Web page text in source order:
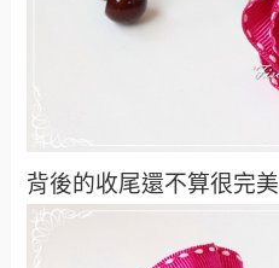
背後的收尾還不算很完美